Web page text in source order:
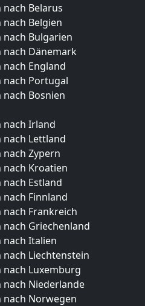
Belarus
Belgien
Bulgarien
nach Dänemark
England
nach Portugal
Bosnien
nach Irland
Lettland
Zypern
nach Kroatien
Estland
Finnland
Frankreich
Griechenland
nach Italien
Liechtenstein
Luxemburg
Niederlande
nach Norwegen